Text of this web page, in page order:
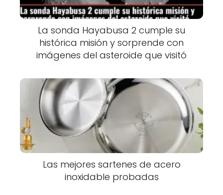
La sonda Hayabusa 2 cumple su
histórica misión y sorprende con
imágenes del asteroide que visitó
Las mejores sartenes de acero
inoxidable probadas